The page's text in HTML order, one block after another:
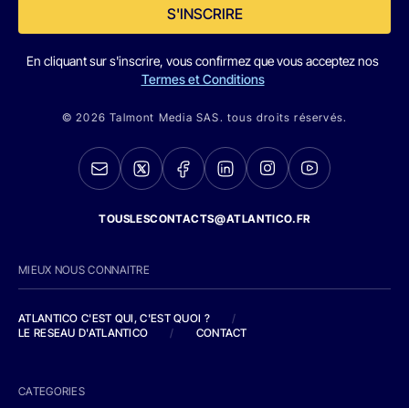
S'INSCRIRE
En cliquant sur s'inscrire, vous confirmez que vous acceptez nos
Termes et Conditions
© 2026 Talmont Media SAS. tous droits réservés.
TOUSLESCONTACTS@ATLANTICO.FR
MIEUX NOUS CONNAITRE
ATLANTICO C'EST QUI, C'EST QUOI ?
/
LE RESEAU D'ATLANTICO
/ CONTACT
CATEGORIES